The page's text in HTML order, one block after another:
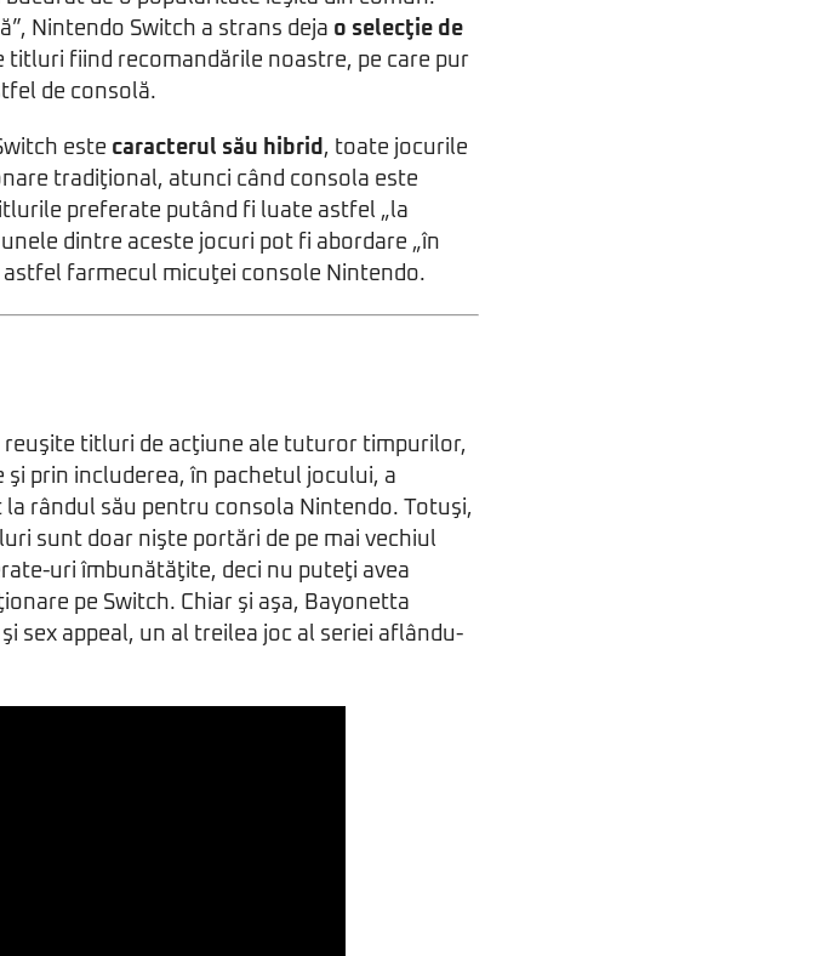
Nintendo Switch a strans deja o selecţie de
titluri fiind recomandările noastre, pe care pur
de consolă.
este caracterul său hibrid , toate jocurile
tradiţional, atunci când consola este
preferate putând fi luate astfel „la
dintre aceste jocuri pot fi abordare „în
astfel farmecul micuţei console Nintendo.
reuşite titluri de acţiune ale tuturor timpurilor,
prin includerea, în pachetul jocului, a
rândul său pentru consola Nintendo. Totuşi,
sunt doar nişte portări de pe mai vechiul
uri îmbunătăţite, deci nu puteţi avea
pe Switch. Chiar şi aşa, Bayonetta
sex appeal, un al treilea joc al seriei aflându-